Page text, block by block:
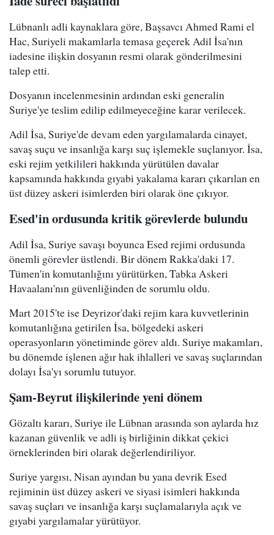
Lübnanlı adli kaynaklara göre, Başsavcı Ahmed Rami el
Hac, Suriyeli makamlarla temasa geçerek Adil İsa'nın
iadesine ilişkin dosyanın resmi olarak gönderilmesini
talep etti.
Dosyanın incelenmesinin ardından eski generalin
Suriye'ye teslim edilip edilmeyeceğine karar verilecek.
Adil İsa, Suriye'de devam eden yargılamalarda cinayet,
savaş suçu ve insanlığa karşı suç işlemekle suçlanıyor. İsa,
eski rejim yetkilileri hakkında yürütülen davalar
kapsamında hakkında gıyabi yakalama kararı çıkarılan en
üst düzey askeri isimlerden biri olarak öne çıkıyor.
Esed'in ordusunda kritik görevlerde bulundu
Adil İsa, Suriye savaşı boyunca Esed rejimi ordusunda
önemli görevler üstlendi. Bir dönem Rakka'daki 17.
Tümen'in komutanlığını yürütürken, Tabka Askeri
Havaalanı'nın güvenliğinden de sorumlu oldu.
Mart 2015'te ise Deyrizor'daki rejim kara kuvvetlerinin
komutanlığına getirilen İsa, bölgedeki askeri
operasyonların yönetiminde görev aldı. Suriye makamları,
bu dönemde işlenen ağır hak ihlalleri ve savaş suçlarından
dolayı İsa'yı sorumlu tutuyor.
Şam-Beyrut ilişkilerinde yeni dönem
Gözaltı kararı, Suriye ile Lübnan arasında son aylarda hız
kazanan güvenlik ve adli iş birliğinin dikkat çekici
örneklerinden biri olarak değerlendiriliyor.
Suriye yargısı, Nisan ayından bu yana devrik Esed
rejiminin üst düzey askeri ve siyasi isimleri hakkında
savaş suçları ve insanlığa karşı suçlamalarıyla açık ve
gıyabi yargılamalar yürütüyor.